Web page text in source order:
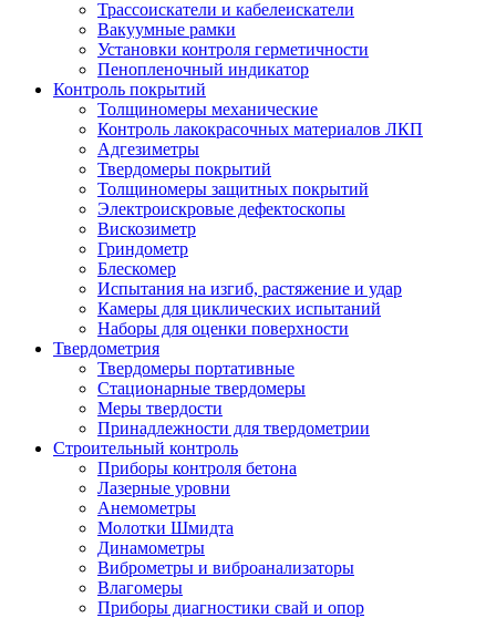
Трассоискатели и кабелеискатели
Вакуумные рамки
Установки контроля герметичности
Пенопленочный индикатор
Контроль покрытий
Толщиномеры механические
Контроль лакокрасочных материалов ЛКП
Адгезиметры
Твердомеры покрытий
Толщиномеры защитных покрытий
Электроискровые дефектоскопы
Вискозиметр
Гриндометр
Блескомер
Испытания на изгиб, растяжение и удар
Камеры для циклических испытаний
Наборы для оценки поверхности
Твердометрия
Твердомеры портативные
Стационарные твердомеры
Меры твердости
Принадлежности для твердометрии
Строительный контроль
Приборы контроля бетона
Лазерные уровни
Анемометры
Молотки Шмидта
Динамометры
Виброметры и виброанализаторы
Влагомеры
Приборы диагностики свай и опор